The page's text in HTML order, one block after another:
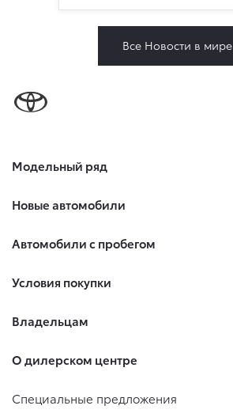
Все Новости в мире
Модельный ряд
Новые автомобили
Автомобили с пробегом
Условия покупки
Владельцам
О дилерском центре
Специальные предложения